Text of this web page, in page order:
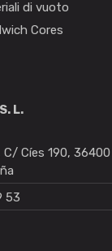
di vuoto
Cores
L.
C/ Cíes 190,
53